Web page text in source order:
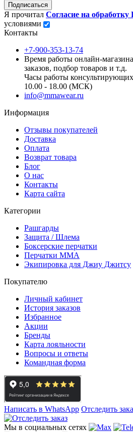
Подписаться
Я прочитал Согласие на
условиями
Контакты
+7-900-353-13-74
Время работы онлайн-
заказов, подбор товаров и т.д.
Часы работы
10.00 - 18.00 (МСК)
info@mmawear.ru
Информация
Отзывы покупателей
Доставка
Оплата
Возврат товара
Блог
О нас
Контакты
Карта сайта
Категории
Рашгарды
Защита / Шлема
Боксерские перчатки
Перчатки ММА
Экипировка для Джиу Джитсу
Покупателю
Личный кабинет
История заказов
Избранное
Акции
Бренды
Карта лояльности
Вопросы и ответы
Командная форма
Написать в WhatsApp Отследить
Мы в социальных сетях